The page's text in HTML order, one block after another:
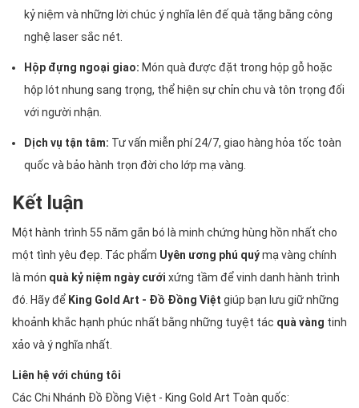
kỷ niệm và những lời chúc ý nghĩa lên đế quà tặng bằng công
nghệ laser sắc nét.
Hộp đựng ngoại giao: Món quà được đặt trong hộp gỗ hoặc
hộp lót nhung sang trọng, thể hiện sự chỉn chu và tôn trọng đối
với người nhận.
Dịch vụ tận tâm: Tư vấn miễn phí 24/7, giao hàng hỏa tốc toàn
quốc và bảo hành trọn đời cho lớp mạ vàng.
Kết luận
Một hành trình 55 năm gắn bó là minh chứng hùng hồn nhất cho
một tình yêu đẹp. Tác phẩm Uyên ương phú quýmạ vàng chính
là món quà kỷ niệm ngày cưới xứng tầm để vinh danh hành trình
đó. Hãy để King Gold Art - Đồ Đồng Việt giúp bạn lưu giữ những
khoảnh khắc hạnh phúc nhất bằng những tuyệt tác quà vàng tinh
xảo và ý nghĩa nhất.
Liên hệ với chúng tôi
Các Chi Nhánh Đồ Đồng Việt - King Gold Art Toàn quốc: